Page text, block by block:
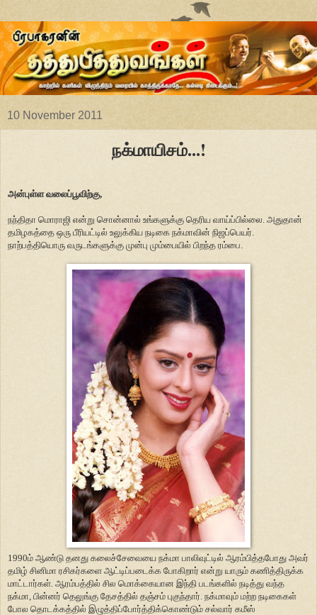
10 November 2011
நக்மாயிசம்...!
அன்புள்ள வலைப்பூவிற்கு,
நந்திதா மொராஜி என்று சொன்னால் உங்களுக்கு தெரிய வாய்ப்பில்லை. அதுதான்
தமிழகத்தை ஒரு பீரியட்டில் உலுக்கிய நடிகை நக்மாவின் நிஜப்பெயர்.
நாற்பத்தியொரு வருடங்களுக்கு முன்பு மும்பையில் பிறந்த ரம்பை.
1990ம் ஆண்டு தனது கலைச்சேவையை நக்மா பாலிவுட்டில் ஆரம்பித்தபோது அவர்
தமிழ் சினிமா ரசிகர்களை ஆட்டிப்படைக்க போகிறார் என்று யாரும் கணித்திருக்க
மாட்டார்கள். ஆரம்பத்தில் சில மொக்கையான இந்தி படங்களில் நடித்து வந்த
நக்மா, பின்னர் தெலுங்கு தேசத்தில் தஞ்சம் புகுந்தார். நக்மாவும் மற்ற நடிகைகள்
போல தொடக்கத்தில் இழுத்திப்போர்த்திக்கொண்டும் சல்வார் கமீஸ்